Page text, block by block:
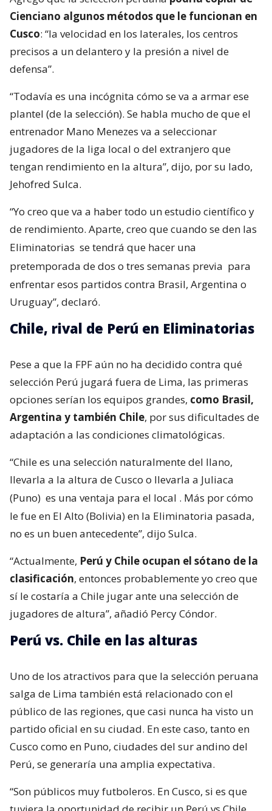
Cienciano algunos métodos que le funcionan en
Cusco: “la velocidad en los laterales, los centros
precisos a un delantero y la presión a nivel de
defensa”.
“Todavía es una incógnita cómo se va a armar ese
plantel (de la selección). Se habla mucho de que el
entrenador Mano Menezes va a seleccionar
jugadores de la liga local o del extranjero que
tengan rendimiento en la altura”, dijo, por su lado,
Jehofred Sulca.
“Yo creo que va a haber todo un estudio científico y
de rendimiento. Aparte, creo que cuando se den las
Eliminatorias se tendrá que hacer una
pretemporada de dos o tres semanas previa para
enfrentar esos partidos contra Brasil, Argentina o
Uruguay”, declaró.
Chile, rival de Perú en Eliminatorias
Pese a que la FPF aún no ha decidido contra qué
selección Perú jugará fuera de Lima, las primeras
opciones serían los equipos grandes, como Brasil,
Argentina y también Chile, por sus dificultades de
adaptación a las condiciones climatológicas.
“Chile es una selección naturalmente del llano,
llevarla a la altura de Cusco o llevarla a Juliaca
(Puno) es una ventaja para el local . Más por cómo
le fue en El Alto (Bolivia) en la Eliminatoria pasada,
no es un buen antecedente”, dijo Sulca.
“Actualmente, Perú y Chile ocupan el sótano de la
clasificación, entonces probablemente yo creo que
sí le costaría a Chile jugar ante una selección de
jugadores de altura”, añadió Percy Cóndor.
Perú vs. Chile en las alturas
Uno de los atractivos para que la selección peruana
salga de Lima también está relacionado con el
público de las regiones, que casi nunca ha visto un
partido oficial en su ciudad. En este caso, tanto en
Cusco como en Puno, ciudades del sur andino del
Perú, se generaría una amplia expectativa.
“Son públicos muy futboleros. En Cusco, si es que